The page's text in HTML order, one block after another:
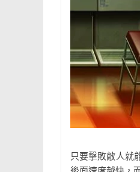
只要擊敗敵人就